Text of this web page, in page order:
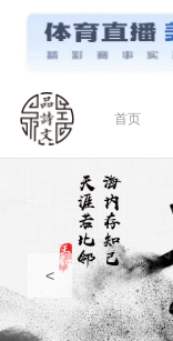
首页
<